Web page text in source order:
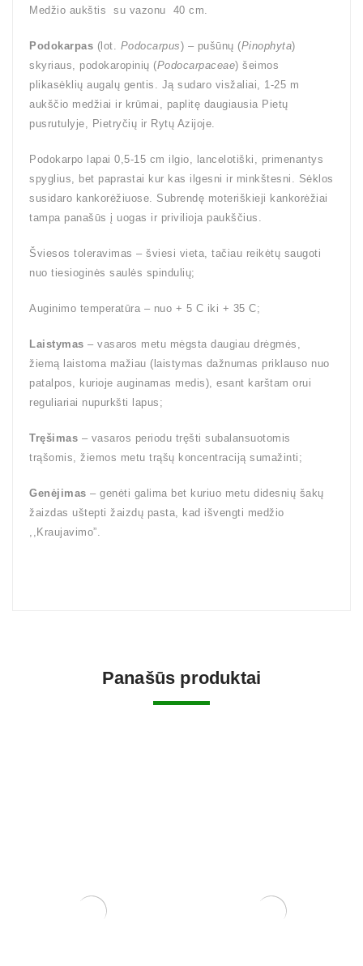
Medžio aukštis su vazonu 40 cm.
Podokarpas (lot. Podocarpus) – pušūnų (Pinophyta)
skyriaus, podokaropinių (Podocarpaceae) šeimos
plikasėklių augalų gentis. Ją sudaro visžaliai, 1-25 m
aukščio medžiai ir krūmai, paplitę daugiausia Pietų
pusrutulyje, Pietryčių ir Rytų Azijoje.
Podokarpo lapai 0,5-15 cm ilgio, lancelotiški, primenantys
spyglius, bet paprastai kur kas ilgesni ir minkštesni. Sėklos
susidaro kankorėžiuose. Subrendę moteriškieji kankorėžiai
tampa panašūs į uogas ir privilioja paukščius.
Šviesos toleravimas – šviesi vieta, tačiau reikėtų saugoti
nuo tiesioginės saulės spindulių;
Auginimo temperatūra – nuo + 5 C iki + 35 C;
Laistymas – vasaros metu mėgsta daugiau drėgmės,
žiemą laistoma mažiau (laistymas dažnumas priklauso nuo
patalpos, kurioje auginamas medis), esant karštam orui
reguliariai nupurkšti lapus;
Tręšimas – vasaros periodu tręšti subalansuotomis
trąšomis, žiemos metu trąšų koncentraciją sumažinti;
Genėjimas – genėti galima bet kuriuo metu didesnių šakų
žaizdas uštepti žaizdų pasta, kad išvengti medžio
,,Kraujavimo”.
Panašūs produktai